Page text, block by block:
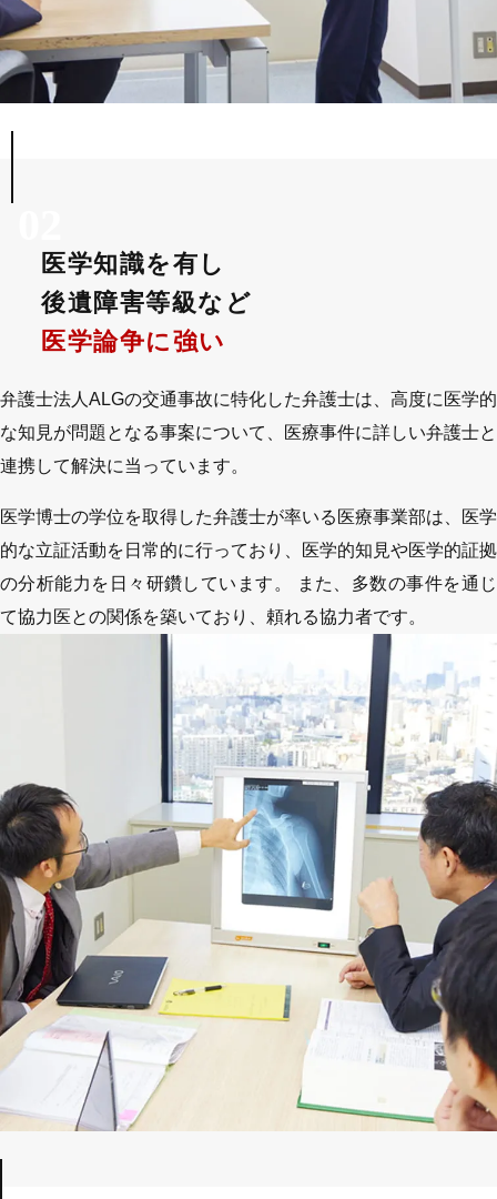
医学知識を有し
後遺障害等級など
医学論争に強い
弁護士法人ALGの交通事故に特化した弁護士は、高度に医学的
な知見が問題となる事案について、医療事件に詳しい弁護士と
連携して解決に当っています。
医学博士の学位を取得した弁護士が率いる医療事業部は、医学
的な立証活動を日常的に行っており、医学的知見や医学的証拠
の分析能力を日々研鑽しています。 また、多数の事件を通じ
て協力医との関係を築いており、頼れる協力者です。